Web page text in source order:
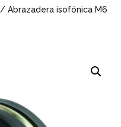
/ Abrazadera isofónica M6